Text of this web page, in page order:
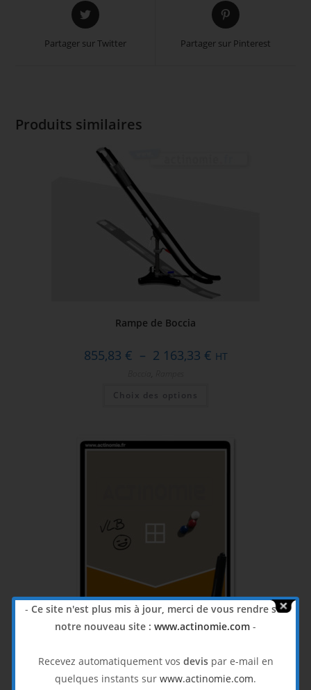
Partager sur Twitter Partager sur Pinterest
Produits similaires
Rampe de Boccia
855,83 € – 2 163,33 € HT
Choix des options
- Ce site n'est plus mis à jour, merci de vous rendre sur
notre nouveau site : www.actinomie.com -
Recevez automatiquement vos devispar e-mail en
quelques instants sur www.actinomie.com.